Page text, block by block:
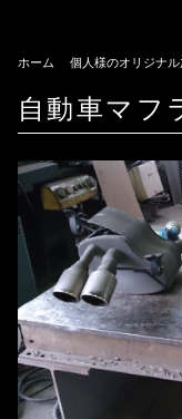
ホーム 個人様のオリジナ
自動車マフ